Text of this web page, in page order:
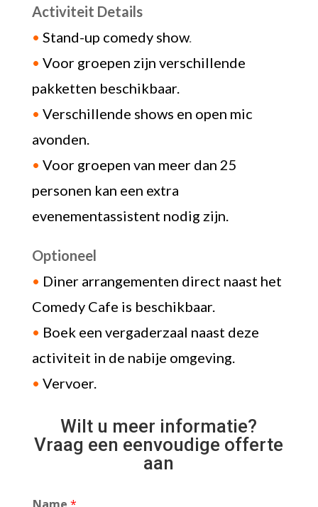
Activiteit Details
• Stand-up comedy show.
• Voor groepen zijn verschillende
pakketten beschikbaar.
• Verschillende shows en open mic
avonden.
• Voor groepen van meer dan 25
personen kan een extra
evenementassistent nodig zijn.
Optioneel
• Diner arrangementen direct naast het
Comedy Cafe is beschikbaar.
• Boek een vergaderzaal naast deze
activiteit in de nabije omgeving.
• Vervoer.
Wilt u meer informatie?
Vraag een eenvoudige offerte
aan